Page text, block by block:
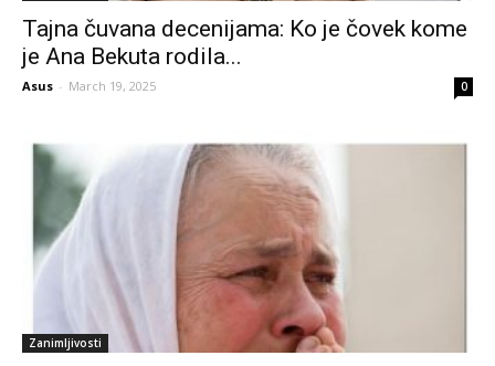
Tajna čuvana decenijama: Ko je čovek kome
je Ana Bekuta rodila...
Asus - March 19, 2025 0
Zanimljivosti